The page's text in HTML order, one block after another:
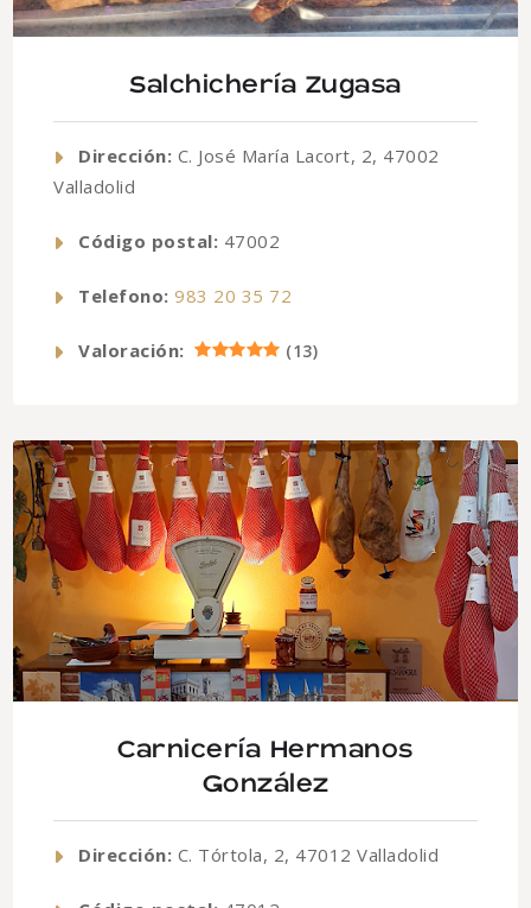
Salchichería Zugasa
Dirección: C. José María Lacort, 2, 47002
Valladolid
Código postal: 47002
Telefono: 983 20 35 72
Valoración: (13)
Carnicería Hermanos
González
Dirección: C. Tórtola, 2, 47012 Valladolid